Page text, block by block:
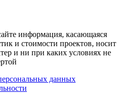
информация, касающаяся
и стоимости проектов, носит
и ни при каких условиях не
данных